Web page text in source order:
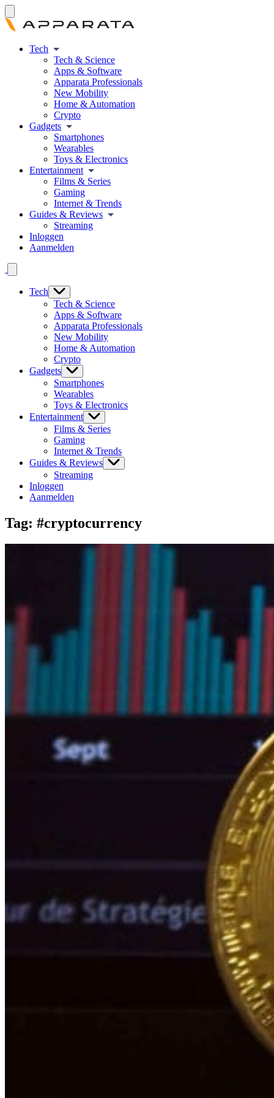
Tech
Tech & Science
Apps & Software
Apparata Professionals
New Mobility
Home & Automation
Crypto
Gadgets
Smartphones
Wearables
Toys & Electronics
Entertainment
Films & Series
Gaming
Internet & Trends
Guides & Reviews
Streaming
Inloggen
Aanmelden
Tech
Tech & Science
Apps & Software
Apparata Professionals
New Mobility
Home & Automation
Crypto
Gadgets
Smartphones
Wearables
Toys & Electronics
Entertainment
Films & Series
Gaming
Internet & Trends
Guides & Reviews
Streaming
Inloggen
Aanmelden
Tag: #cryptocurrency